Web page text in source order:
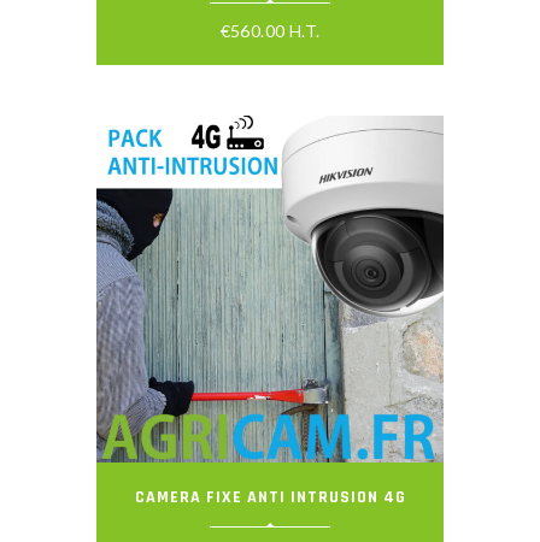
€560.00 H.T.
CAMERA FIXE ANTI INTRUSION 4G